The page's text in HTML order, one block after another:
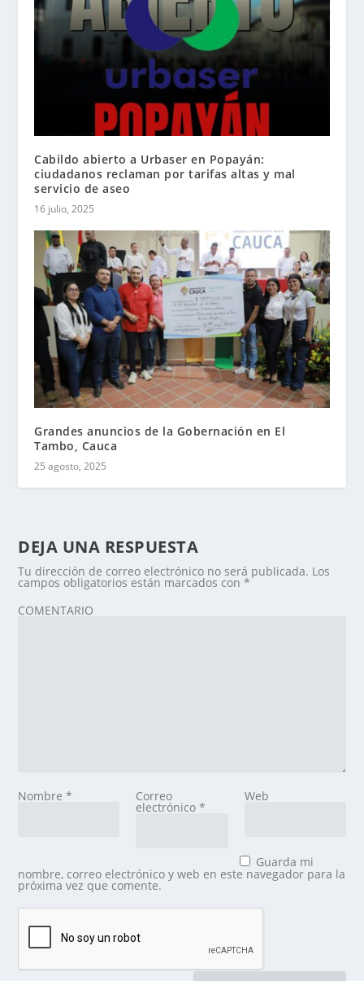
Cabildo abierto a Urbaser en Popayán:
ciudadanos reclaman por tarifas altas y mal
servicio de aseo
16 julio, 2025
Grandes anuncios de la Gobernación en El
Tambo, Cauca
25 agosto, 2025
DEJA UNA RESPUESTA
Tu dirección de correo electrónico no será publicada. Los
campos obligatorios están marcados con*
COMENTARIO
Nombre* Correo
electrónico *
Web
Guarda mi
nombre, correo electrónico y web en este navegador para la
próxima vez que comente.